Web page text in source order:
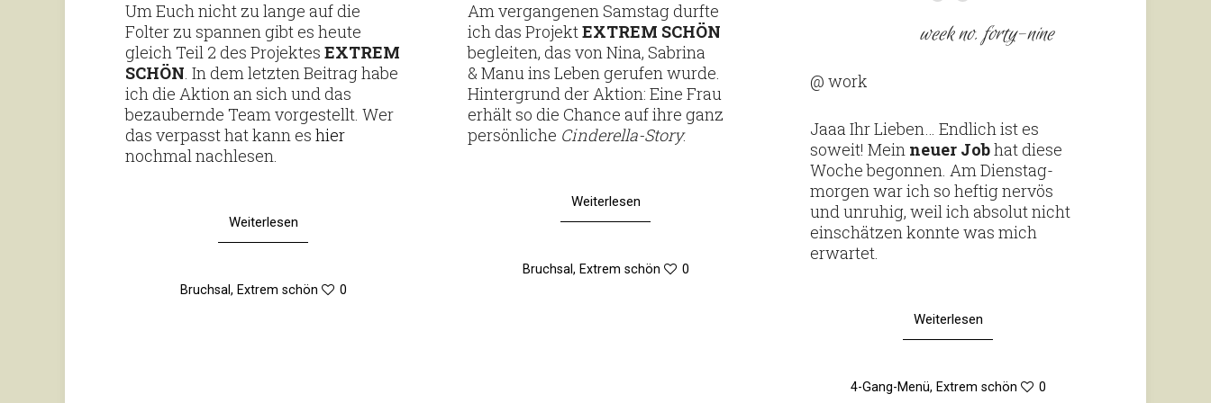
Um Euch nicht zu lange auf die
Folter zu spannen gibt es heute
gleich Teil 2 des Pro­jektes EXTREM
SCHÖN. In dem letzten Bei­trag habe
ich die Aktion an sich und das
bezau­bernde Team vor­ge­stellt. Wer
das ver­passt hat kann es hier
nochmal nachlesen.
Weiterlesen
Bruchsal , Extrem schön 0
Am ver­gan­genen Samstag durfte
ich das Pro­jektEXTREM SCHÖN
begleiten, das von Nina, Sabrina
& Manu ins Leben gerufen wurde.
Hin­ter­grund der Aktion: Eine Frau
erhält so die Chance auf ihre ganz
per­sön­liche Cin­­de­r­ella-Story.
Weiterlesen
Bruchsal , Extrem schön 0
week no. forty-nine
@ work
Jaaa Ihr Lieben… End­lich ist es
soweit! Mein neuer Jobhat diese
Woche begonnen. Am Diens­tag­
morgen war ich so heftig nervös
und unruhig, weil ich absolut nicht
ein­schätzen konnte was mich
erwartet.
Weiterlesen
4-Gang-Menü, Extrem schön 0